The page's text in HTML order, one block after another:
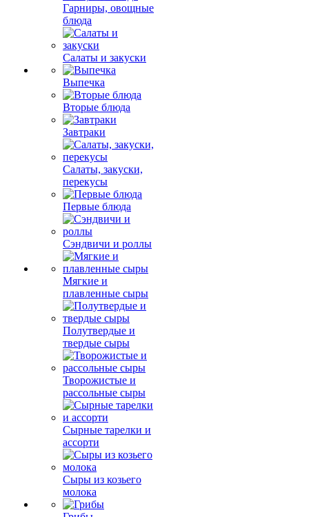
Гарниры, овощные
блюда
Салаты и закуски
Выпечка
Вторые блюда
Завтраки
Салаты, закуски,
перекусы
Первые блюда
Сэндвичи и роллы
Мягкие и
плавленные сыры
Полутвердые и
твердые сыры
Творожистые и
рассольные сыры
Сырные тарелки и
ассорти
Сыры из козьего
молока